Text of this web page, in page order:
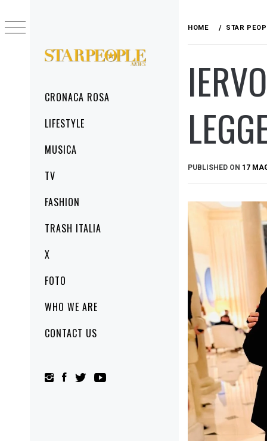
STARPEOPLENEWS
MenuCRONACA ROSA
LIFESTYLE
MUSICA
TV
FASHION
TRASH ITALIA
X
FOTO
WHO WE ARE
CONTACT US
to
content
HOME STAR
PUBLISHED ON 17